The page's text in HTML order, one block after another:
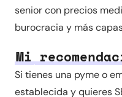
senior con precios
burocracia y más
Mi
Si tienes una pyme o
establecida y quieres